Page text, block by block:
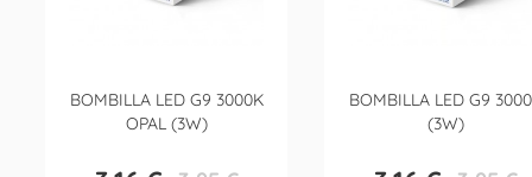
BOMBILLA LED G9 3000K
OPAL (3W)
BOMBILLA LED G9
(3W)